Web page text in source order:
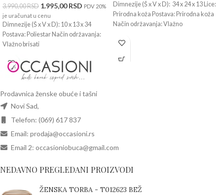
3.990,00RSD 1.995,00RSD PDV 20%
je uračunat u cenu
Dimnezije (Š x V x D): 10 x 13 x 34
Postava: Poliestar Način održavanja:
Vlažno brisati
Dimnezije (Š x V x D): 34 x 24 x 13 Lice:
Prirodna koža Postava: Prirodna koža
Način održavanja: Vlažno
Prodavnica ženske obuće i tašni
Novi Sad,
Telefon: (069) 617 837
Email: prodaja@occasioni.rs
Email 2: occasioniobuca@gmail.com
NEDAVNO PREGLEDANI PROIZVODI
ŽENSKA TORBA - T012623 BEŽ